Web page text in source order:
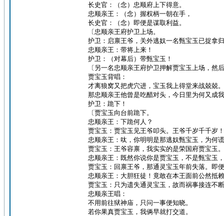
长史官：（念）忠顺府上下得意。
忠顺亲王：（念）握权柄一朝在手，
长史官：（念）即便是谋取利益。
〔忠顺亲王府护卫上场。
护卫：启禀王爷，关外逃奴一名甄宝玉已捉拿
忠顺亲王：带将上来！
护卫：（对幕后）带甄宝玉！
〔另一名忠顺亲王府护卫押解贾宝玉上场，然
贾宝玉背唱：
才离狼窝又把虎穴进，宝玉我上得堂来战兢兢。
那忠顺亲王他曾是吃醋对头，今日里为何又成
护卫：跪下！
〔贾宝玉向台前跪下。
忠顺亲王：下跪何人？
贾宝玉：贾宝玉见王爷叩头。王爷千岁千千岁！
忠顺亲王：呔，你明明是那逃奴甄宝玉，为何
贾宝玉：王爷容禀，我实实的是荣国府贾宝玉
忠顺亲王：既然你说你是贾宝玉，不是甄宝玉
贾宝玉：回禀王爷，那通灵宝玉年前失落。即
忠顺亲王：大胆狂徒！竟敢在本王面前公然抵
贾宝玉：只为遗失通灵宝玉，故而祸事接连不
忠顺亲王唱：
不用前往狱神庙，只问一事便知晓。
若你果真贾宝玉，我俩早就打交道。